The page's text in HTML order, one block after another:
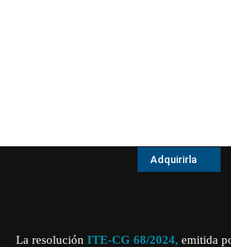
Adquirirla
La resolución ITE-CG 68/2024, emitida